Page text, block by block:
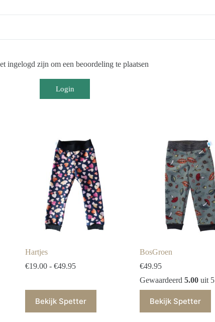
ingelogd zijn om een beoordeling te plaatsen
Login
Hartjes
€19.00 - €49.95
Bekijk Spetter
BosGroen
€49.95
Gewaardeerd5.00 uit 5
Bekijk Spetter